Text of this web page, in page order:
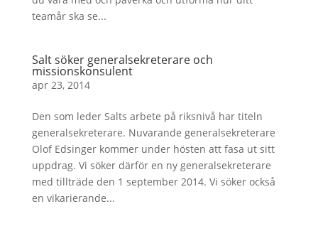
teamår ska se...
Salt söker generalsekreterare och
missionskonsulent
apr 23, 2014
Den som leder Salts arbete på riksnivå har titeln
generalsekreterare. Nuvarande generalsekreterare
Olof Edsinger kommer under hösten att fasa ut sitt
uppdrag. Vi söker därför en ny generalsekreterare
med tillträde den 1 september 2014. Vi söker också
en vikarierande...